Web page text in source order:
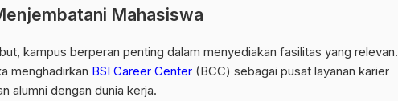
Mahasiswa
kampus berperan penting dalam menyediakan fasilitas yang relevan.
menghadirkan BSI Career Center (BCC) sebagai pusat layanan karier
alumni dengan dunia kerja.